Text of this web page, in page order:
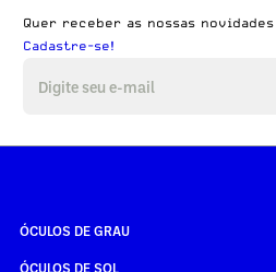
Quer receber as nossas
Cadastre-se!
ÓCULOS DE GRAU
ÓCULOS DE SOL